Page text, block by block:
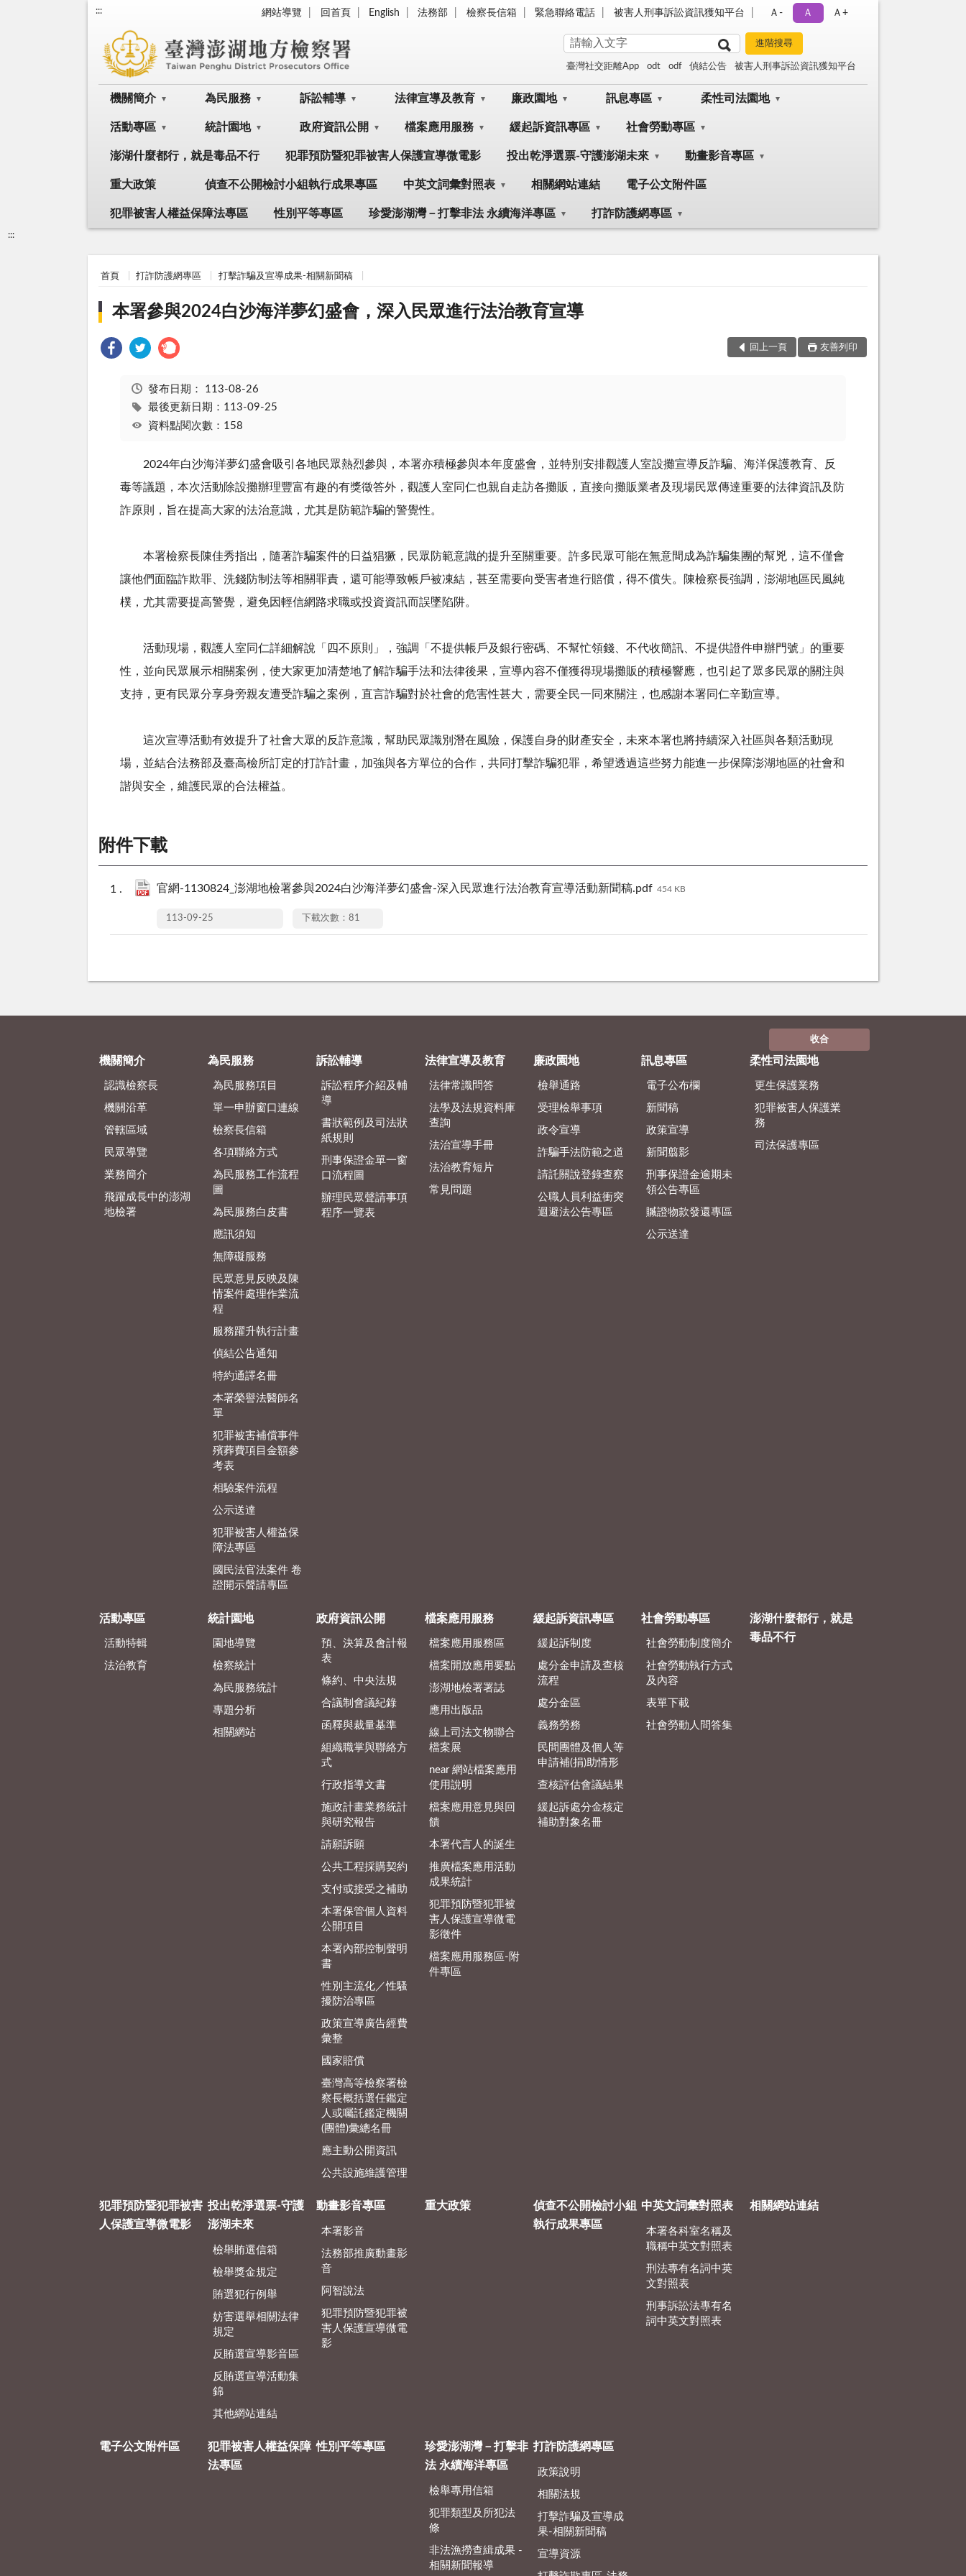
::: 網站導覽 回首頁 English 法務部 檢察長信箱 緊急聯絡電話 被害人刑事訴訟資訊獲知平台 Ａ- Ａ Ａ+
臺灣社交距離App odt odf 偵結公告 被害人刑事訴訟資訊獲知平台
機關簡介 為民服務 訴訟輔導 法律宣導及教育 廉政園地 訊息專區 柔性司法園地
活動專區 統計園地 政府資訊公開 檔案應用服務 緩起訴資訊專區 社會勞動專區
澎湖什麼都行，就是毒品不行 犯罪預防暨犯罪被害人保護宣導微電影 投出乾淨選票-守護澎湖未來 動畫影音專區
重大政策 偵查不公開檢討小組執行成果專區 中英文詞彙對照表 相關網站連結 電子公文附件區
犯罪被害人權益保障法專區 性別平等專區 珍愛澎湖灣－打擊非法 永續海洋專區 打詐防護網專區
:::
首頁 打詐防護網專區 打擊詐騙及宣導成果-相關新聞稿
本署參與2024白沙海洋夢幻盛會，深入民眾進行法治教育宣導
回上一頁 友善列印
發布日期： 113-08-26
最後更新日期：113-09-25
資料點閱次數：158
2024年白沙海洋夢幻盛會吸引各地民眾熱烈參與，本署亦積極參與本年度盛會，並特別安排觀護人室設攤宣導反詐騙、海洋保護教育、反
毒等議題，本次活動除設攤辦理豐富有趣的有獎徵答外，觀護人室同仁也親自走訪各攤販，直接向攤販業者及現場民眾傳達重要的法律資訊及防
詐原則，旨在提高大家的法治意識，尤其是防範詐騙的警覺性。
本署檢察長陳佳秀指出，隨著詐騙案件的日益猖獗，民眾防範意識的提升至關重要。許多民眾可能在無意間成為詐騙集團的幫兇，這不僅會
讓他們面臨詐欺罪、洗錢防制法等相關罪責，還可能導致帳戶被凍結，甚至需要向受害者進行賠償，得不償失。陳檢察長強調，澎湖地區民風純
樸，尤其需要提高警覺，避免因輕信網路求職或投資資訊而誤墜陷阱。
活動現場，觀護人室同仁詳細解說「四不原則」，強調「不提供帳戶及銀行密碼、不幫忙領錢、不代收簡訊、不提供證件申辦門號」的重要
性，並向民眾展示相關案例，使大家更加清楚地了解詐騙手法和法律後果，宣導內容不僅獲得現場攤販的積極響應，也引起了眾多民眾的關注與
支持，更有民眾分享身旁親友遭受詐騙之案例，直言詐騙對於社會的危害性甚大，需要全民一同來關注，也感謝本署同仁辛勤宣導。
這次宣導活動有效提升了社會大眾的反詐意識，幫助民眾識別潛在風險，保護自身的財產安全，未來本署也將持續深入社區與各類活動現
場，並結合法務部及臺高檢所訂定的打詐計畫，加強與各方單位的合作，共同打擊詐騙犯罪，希望透過這些努力能進一步保障澎湖地區的社會和
諧與安全，維護民眾的合法權益。
附件下載
官網-1130824_澎湖地檢署參與2024白沙海洋夢幻盛會-深入民眾進行法治教育宣導活動新聞稿.pdf 454 KB
113-09-25 下載次數：81
收合
機關簡介
認識檢察長
機關沿革
管轄區域
民眾導覽
業務簡介
飛躍成長中的澎湖
地檢署
為民服務
為民服務項目
單一申辦窗口連線
檢察長信箱
各項聯絡方式
為民服務工作流程
圖
為民服務白皮書
應訊須知
無障礙服務
民眾意見反映及陳
情案件處理作業流
程
服務躍升執行計畫
偵結公告通知
特約通譯名冊
本署榮譽法醫師名
單
犯罪被害補償事件
殯葬費項目金額參
考表
相驗案件流程
公示送達
犯罪被害人權益保
障法專區
國民法官法案件 卷
證開示聲請專區
訴訟輔導
訴訟程序介紹及輔
導
書狀範例及司法狀
紙規則
刑事保證金單一窗
口流程圖
辦理民眾聲請事項
程序一覽表
法律宣導及教育
法律常識問答
法學及法規資料庫
查詢
法治宣導手冊
法治教育短片
常見問題
廉政園地
檢舉通路
受理檢舉事項
政令宣導
詐騙手法防範之道
請託關說登錄查察
公職人員利益衝突
迴避法公告專區
訊息專區
電子公布欄
新聞稿
政策宣導
新聞翦影
刑事保證金逾期未
領公告專區
贓證物款發還專區
公示送達
柔性司法園地
更生保護業務
犯罪被害人保護業
務
司法保護專區
活動專區
活動特輯
法治教育
統計園地
園地導覽
檢察統計
為民服務統計
專題分析
相關網站
政府資訊公開
預、決算及會計報
表
條約、中央法規
合議制會議紀錄
函釋與裁量基準
組織職掌與聯絡方
式
行政指導文書
施政計畫業務統計
與研究報告
請願訴願
公共工程採購契約
支付或接受之補助
本署保管個人資料
公開項目
本署內部控制聲明
書
性別主流化／性騷
擾防治專區
政策宣導廣告經費
彙整
國家賠償
臺灣高等檢察署檢
察長概括選任鑑定
人或囑託鑑定機關
(團體)彙總名冊
應主動公開資訊
公共設施維護管理
檔案應用服務
檔案應用服務區
檔案開放應用要點
澎湖地檢署署誌
應用出版品
線上司法文物聯合
檔案展
near 網站檔案應用
使用說明
檔案應用意見與回
饋
本署代言人的誕生
推廣檔案應用活動
成果統計
犯罪預防暨犯罪被
害人保護宣導微電
影徵件
檔案應用服務區-附
件專區
緩起訴資訊專區
緩起訴制度
處分金申請及查核
流程
處分金區
義務勞務
民間團體及個人等
申請補(捐)助情形
查核評估會議結果
緩起訴處分金核定
補助對象名冊
社會勞動專區
社會勞動制度簡介
社會勞動執行方式
及內容
表單下載
社會勞動人問答集
澎湖什麼都行，就是
毒品不行
犯罪預防暨犯罪被害
人保護宣導微電影
投出乾淨選票-守護
澎湖未來
檢舉賄選信箱
檢舉獎金規定
賄選犯行例舉
妨害選舉相關法律
規定
反賄選宣導影音區
反賄選宣導活動集
錦
其他網站連結
動畫影音專區
本署影音
法務部推廣動畫影
音
阿智說法
犯罪預防暨犯罪被
害人保護宣導微電
影
重大政策
偵查不公開檢討小組
執行成果專區
中英文詞彙對照表
本署各科室名稱及
職稱中英文對照表
刑法專有名詞中英
文對照表
刑事訴訟法專有名
詞中英文對照表
相關網站連結
電子公文附件區
犯罪被害人權益保障
法專區
性別平等專區
珍愛澎湖灣－打擊非
法 永續海洋專區
檢舉專用信箱
犯罪類型及所犯法
條
非法漁撈查緝成果 -
相關新聞報導
打詐防護網專區
政策說明
相關法規
打擊詐騙及宣導成
果-相關新聞稿
宣導資源